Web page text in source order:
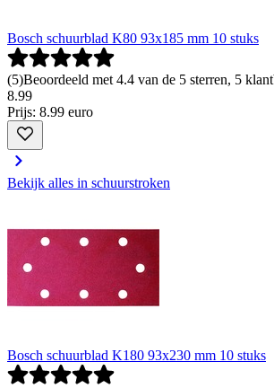
Bosch schuurblad K80 93x185 mm 10 stuks
(5)Beoordeeld met 4.4 van de 5 sterren, 5
8.99
Prijs: 8.99 euro
Bekijk alles in schuurstroken
Bosch schuurblad K180 93x230 mm 10 stuks